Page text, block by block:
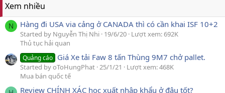
Xem nhiều
N Hàng đi USA via cảng ở CANADA thì có cần khai ISF 10+2
Started by Nguyễn Thị Nhi 19/6/20 Lượt xem: 692K
Thủ tục hải quan
Quảng cáo Giá Xe tải Faw 8 tấn Thùng 9M7 chở pallet.
Started by oToHungPhat 25/1/21
Lượt xem: 468K
Mua bán quốc tế
Review CHÍNH XÁC học xuất nhập khẩu ở đâu tốt?